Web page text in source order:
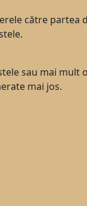
către partea
sau mai mult
mai jos.